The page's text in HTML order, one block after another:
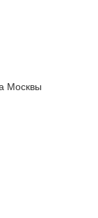
Москвы